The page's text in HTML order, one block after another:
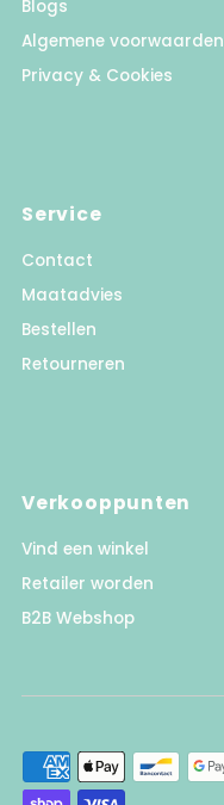
Blogs
Algemene voorwaarden
Privacy & Cookies
Service
Contact
Maatadvies
Bestellen
Retourneren
Verkooppunten
Vind een winkel
Retailer worden
B2B Webshop